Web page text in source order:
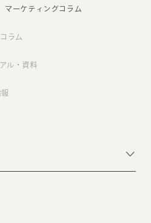
マーケティングコラム
ラム
ル・資料